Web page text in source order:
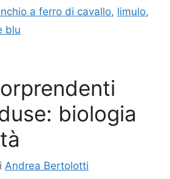
a ferro di cavallo, limulo,
blu
biologia
Andrea Bertolotti